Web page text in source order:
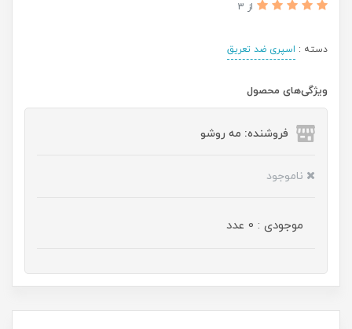
از 3
دسته : اسپری ضد تعریق
ویژگی‌های محصول
فروشنده: مه رو‌شو
ناموجود
موجودی : 0 عدد